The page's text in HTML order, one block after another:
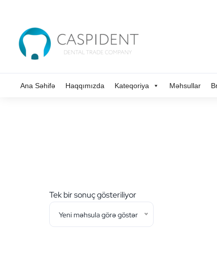
Ana Səhifə Haqqımızda Kateqoriya Məhsullar
Tek bir sonuç gösteriliyor
Yeni məhsula görə göstər